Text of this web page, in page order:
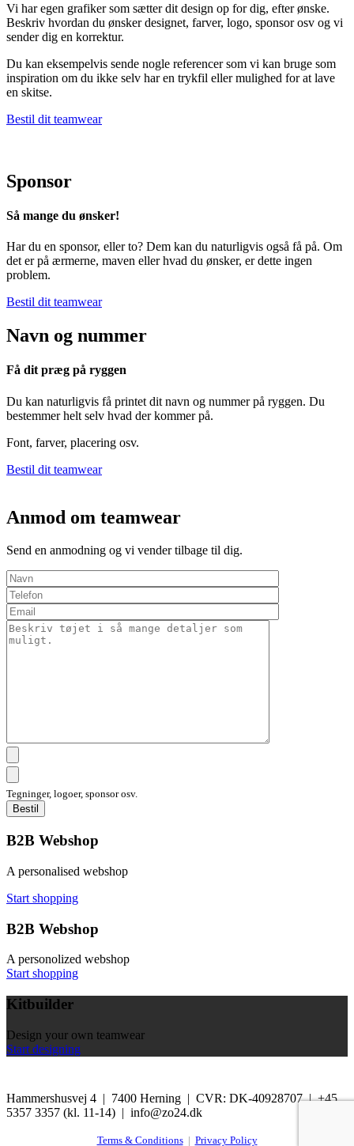
Vi har egen grafiker som sætter dit design op for dig, efter ønske.
Beskriv hvordan du ønsker designet, farver, logo, sponsor osv og vi
sender dig en korrektur.
Du kan eksempelvis sende nogle referencer som vi kan bruge som
inspiration om du ikke selv har en trykfil eller mulighed for at lave
en skitse.
Bestil dit teamwear
Sponsor
Så mange du ønsker!
Har du en sponsor, eller to? Dem kan du naturligvis også få på. Om
det er på ærmerne, maven eller hvad du ønsker, er dette ingen
problem.
Bestil dit teamwear
Navn og nummer
Få dit præg på ryggen
Du kan naturligvis få printet dit navn og nummer på ryggen. Du
bestemmer helt selv hvad der kommer på.
Font, farver, placering osv.
Bestil dit teamwear
Anmod om teamwear
Send en anmodning og vi vender tilbage til dig.
Tegninger, logoer, sponsor osv.
B2B Webshop
A personalised webshop
Start shopping
B2B Webshop
A personolized webshop
Start shopping
Kitbuilder
Design your own teamwear
Start designing
Hammershusvej 4 | 7400 Herning | CVR: DK-40928707 | +45
5357 3357 (kl. 11-14) | info@zo24.dk
Terms & Conditions| Privacy Policy